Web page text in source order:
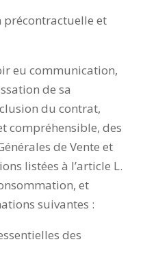
et
eu communication,
de sa
du contrat,
compréhensible, des
de Vente et
listées à l’article L.
et
suivantes :
des